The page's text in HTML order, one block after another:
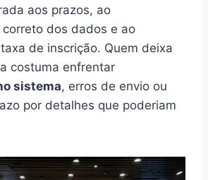
aos prazos, ao
dos dados e ao
de inscrição. Quem deixa
costuma enfrentar
sistema, erros de envio ou
por detalhes que poderiam